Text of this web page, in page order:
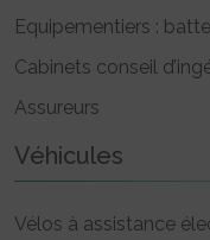
Equipementiers :
Cabinets conseil
Assureurs
Véhicules
Vélos à assistance